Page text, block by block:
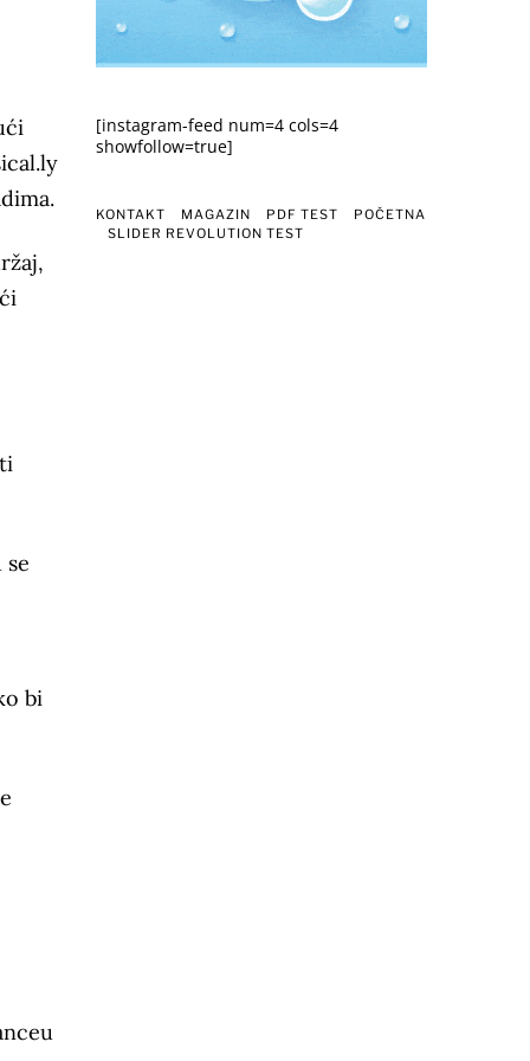
bi
[instagram-feed num=4 cols=4
showfollow=true]
KONTAKT MAGAZIN PDF TEST
POČETNA
SLIDER REVOLUTION TEST